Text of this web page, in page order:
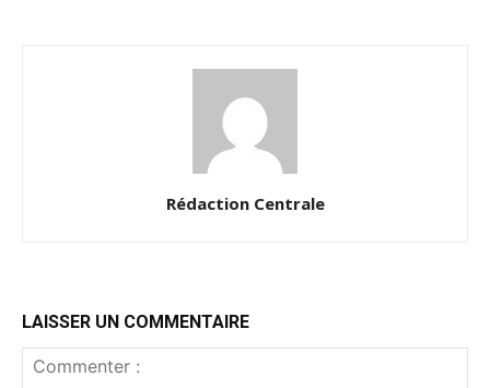
Rédaction Centrale
LAISSER UN COMMENTAIRE